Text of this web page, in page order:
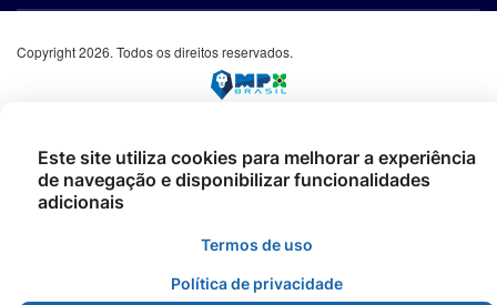
Copyright 2026. Todos os direitos reservados.
Este site utiliza cookies para melhorar a experiência
de navegação e disponibilizar funcionalidades
adicionais
Termos de uso
Política de privacidade